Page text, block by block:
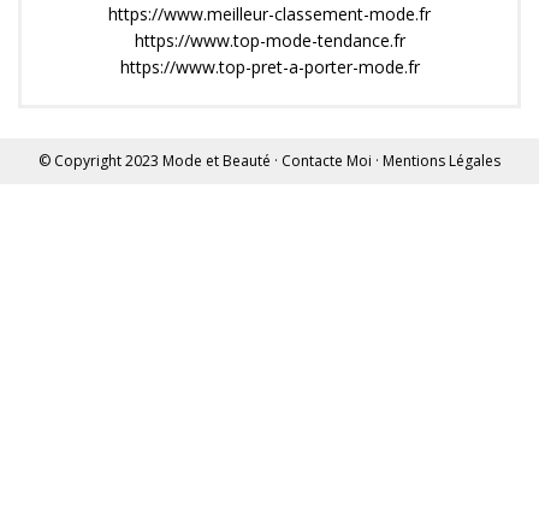
https://www.meilleur-classement-mode.fr
https://www.top-mode-tendance.fr
https://www.top-pret-a-porter-mode.fr
© Copyright 2023 Mode et Beauté · Contacte Moi · Mentions Légales